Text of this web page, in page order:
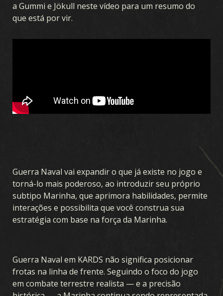
a Gummi e Jökull neste vídeo para um resumo do
que está por vir.
Guerra Naval vai expandir o que já existe no jogo e
torná-lo mais poderoso, ao introduzir seu próprio
subtipo Marinha, que aprimora habilidades, permite
interações e possibilita que você construa sua
estratégia com base na força da Marinha.
Guerra Naval em KARDS não significa posicionar
frotas na linha de frente. Seguindo o foco do jogo
em combate terrestre realista — e a precisão